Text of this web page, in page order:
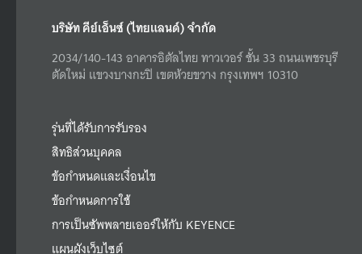
บริษัท คีย์เอ็นซ์ (ไทยแลนด์) จำกัด
2034/140-143 อาคารอิตัลไทย ทาวเวอร์ ชั้น 33 ถนนเพชรบุรี
ตัดใหม่ แขวงบางกะปิ เขตห้วยขวาง กรุงเทพฯ 10310
รุ่นที่ได้รับการรับรอง
สิทธิส่วนบุคคล
ข้อกำหนดและเงื่อนไข
ข้อกำหนดการใช้
การเป็นซัพพลายเออร์ให้กับ KEYENCE
แผนผังเว็บไซต์